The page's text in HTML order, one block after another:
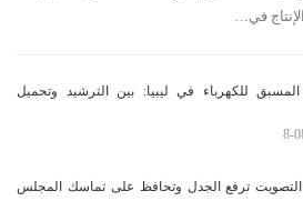
في…
للكهرباء في ليبيا: بين الترشيد وتحميل
التصويت ترفع الجدل وتحافظ على تماسك المجلس